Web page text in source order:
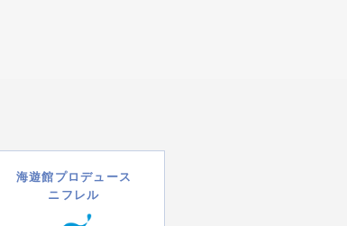
海遊館プロデュース
ニフレル